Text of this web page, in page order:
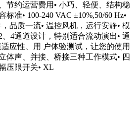
节约运营费用• 小巧、轻便、结构稳
标准• 100-240 VAC ±10%,50/60 Hz•
品质一流• 温控风机，运行安静• 模
4通道设计，特别适合流动演出• 通
应性、用 户体验测试，让您的使用
体声、并接、桥接三种工作模式• 四
压限开关• XL